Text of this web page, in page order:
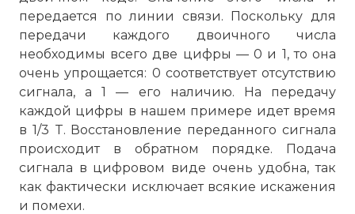
передается по линии связи. Поскольку для
передачи каждого двоичного числа
необходимы всего две цифры — 0 и 1, то она
очень упрощается: 0 соответствует отсутствию
сигнала, а 1 — его наличию. На передачу
каждой цифры в нашем примере идет время
в 1/3 T. Восстановление переданного сигнала
происходит в обратном порядке. Подача
сигнала в цифровом виде очень удобна, так
как фактически исключает всякие искажения
и помехи.